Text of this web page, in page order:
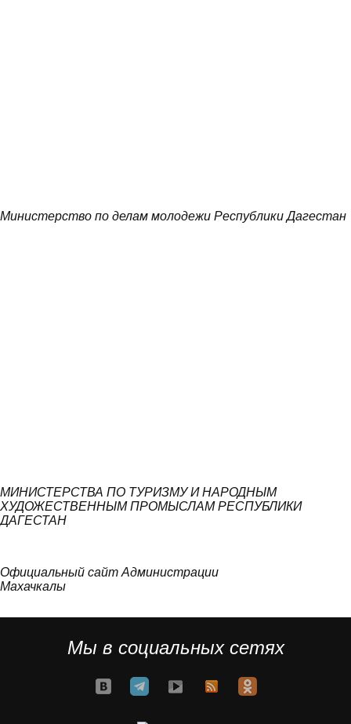
Министерство по делам молодежи Республики Дагестан
МИНИСТЕРСТВА ПО ТУРИЗМУ И НАРОДНЫМ
ХУДОЖЕСТВЕННЫМ ПРОМЫСЛАМ РЕСПУБЛИКИ
ДАГЕСТАН
Официальный сайт Администрации
Махачкалы
Мы в социальных сетях